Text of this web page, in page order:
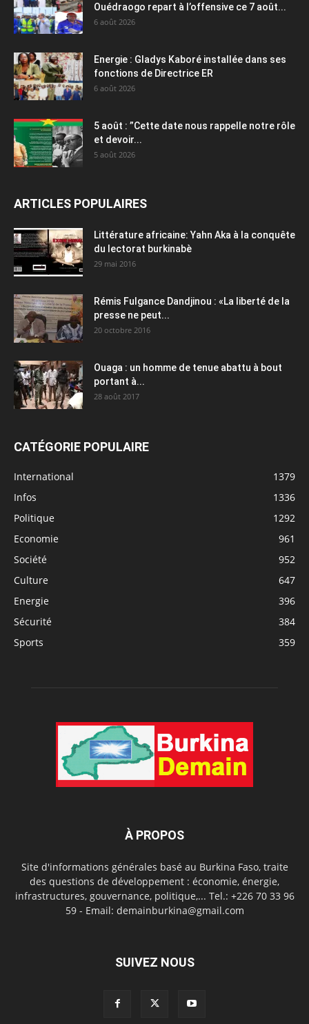
Ouédraogo repart à l’offensive ce 7 août...
6 août 2026
Energie : Gladys Kaboré installée dans ses
fonctions de Directrice ER
6 août 2026
5 août : ”Cette date nous rappelle notre rôle
et devoir...
5 août 2026
ARTICLES POPULAIRES
Littérature africaine: Yahn Aka à la conquête
du lectorat burkinabè
29 mai 2016
Rémis Fulgance Dandjinou : «La liberté de la
presse ne peut...
20 octobre 2016
Ouaga : un homme de tenue abattu à bout
portant à...
28 août 2017
CATÉGORIE POPULAIRE
International
1379
Infos
1336
Politique
1292
Economie
961
Société
952
Culture
647
Energie
396
Sécurité
384
Sports
359
À PROPOS
Site d'informations générales basé au Burkina Faso, traite
des questions de développement : économie, énergie,
infrastructures, gouvernance, politique,... Tel.: +226 70 33 96
59 - Email: demainburkina@gmail.com
SUIVEZ NOUS